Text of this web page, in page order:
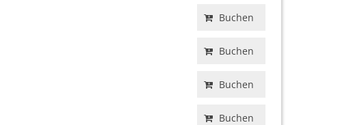
Buchen
Buchen
Buchen
Buchen